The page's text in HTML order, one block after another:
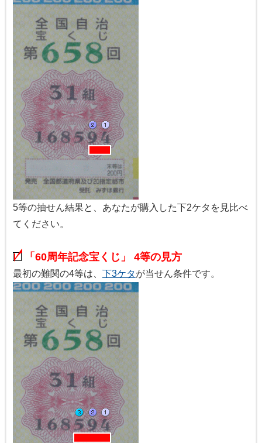
5等の抽せん結果と、あなたが購入した下2ケタを見比べ
てください。
「60周年記念宝くじ」 4等の見方
最初の難関の4等は、 下3ケタが当せん条件です。